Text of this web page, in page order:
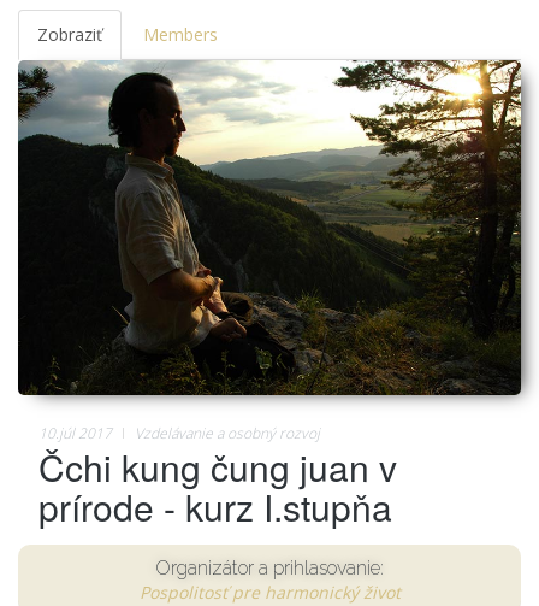
Zobraziť(aktívna
karta)
Members
10.júl 2017 Vzdelávanie a osobný rozvoj
Čchi kung čung juan v
prírode - kurz I.stupňa
Organizátor a prihlasovanie:
Pospolitosť pre harmonický život